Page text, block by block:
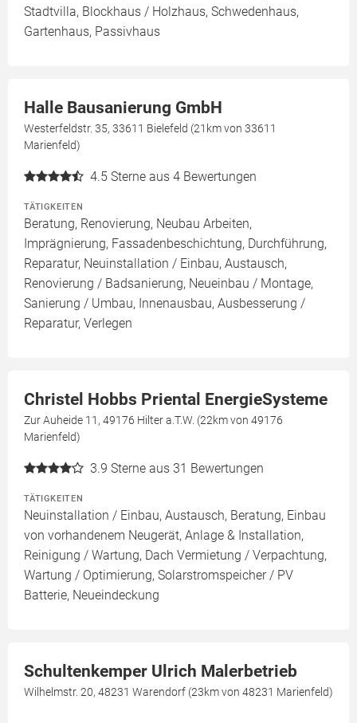
Stadtvilla, Blockhaus / Holzhaus, Schwedenhaus,
Gartenhaus, Passivhaus
Halle Bausanierung GmbH
Westerfeldstr. 35, 33611 Bielefeld (21km von 33611
Marienfeld)
4.5 Sterne aus 4 Bewertungen
TÄTIGKEITEN
Beratung, Renovierung, Neubau Arbeiten,
Imprägnierung, Fassadenbeschichtung, Durchführung,
Reparatur, Neuinstallation / Einbau, Austausch,
Renovierung / Badsanierung, Neueinbau / Montage,
Sanierung / Umbau, Innenausbau, Ausbesserung /
Reparatur, Verlegen
Christel Hobbs Priental EnergieSysteme
Zur Auheide 11, 49176 Hilter a.T.W. (22km von 49176
Marienfeld)
3.9 Sterne aus 31 Bewertungen
TÄTIGKEITEN
Neuinstallation / Einbau, Austausch, Beratung, Einbau
von vorhandenem Neugerät, Anlage & Installation,
Reinigung / Wartung, Dach Vermietung / Verpachtung,
Wartung / Optimierung, Solarstromspeicher / PV
Batterie, Neueindeckung
Schultenkemper Ulrich Malerbetrieb
Wilhelmstr. 20, 48231 Warendorf (23km von 48231 Marienfeld)